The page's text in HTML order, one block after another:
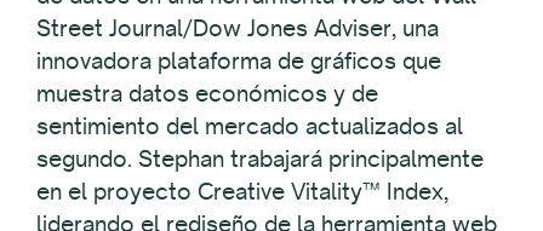
Street Journal/Dow Jones Adviser, una
innovadora plataforma de gráficos que
muestra datos económicos y de
sentimiento del mercado actualizados al
segundo. Stephan trabajará principalmente
en el proyecto Creative Vitality™ Index,
liderando el rediseño de la herramienta web